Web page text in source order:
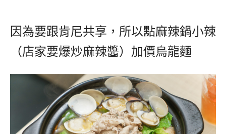
因為要跟肯尼共享，所以點麻辣鍋小辣
（店家要爆炒麻辣醬）加價烏龍麵